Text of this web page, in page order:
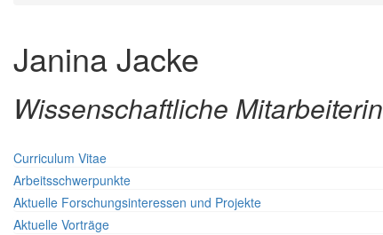
Janina Jacke
Wissenschaftliche Mitarbeiterin
Curriculum Vitae
Arbeitsschwerpunkte
Aktuelle Forschungsinteressen und Projekte
Aktuelle Vorträge